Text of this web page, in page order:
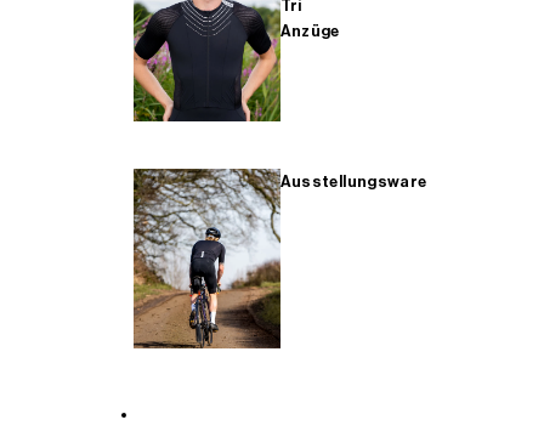
Tri
Anzüge
Ausstellungsware